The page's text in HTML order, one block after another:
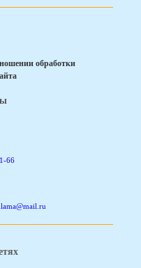
обработки
66